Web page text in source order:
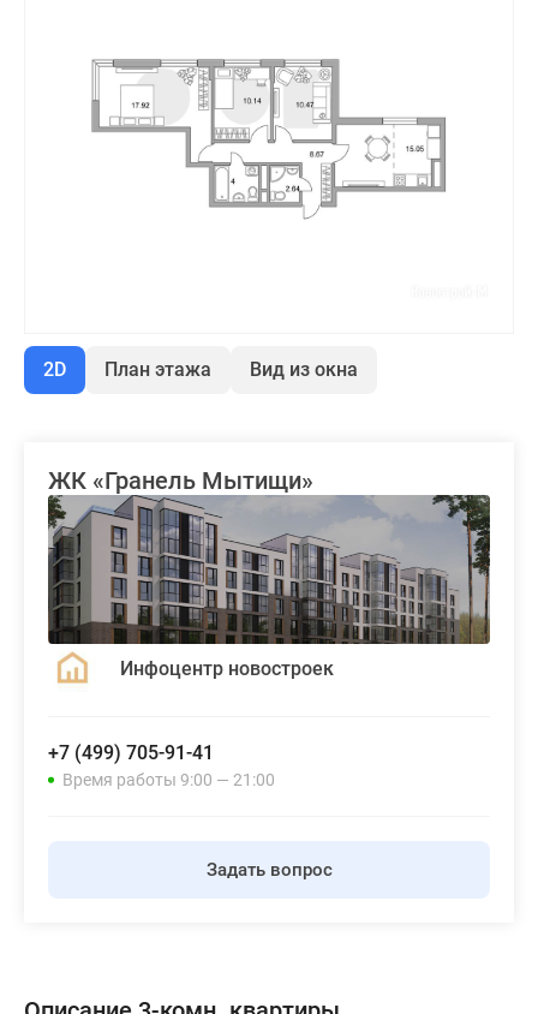
2D План этажа Вид из окна
ЖК «Гранель Мытищи»
Инфоцентр новостроек
+7 (499) 705-91-41
Время работы 9:00 — 21:00
Задать вопрос